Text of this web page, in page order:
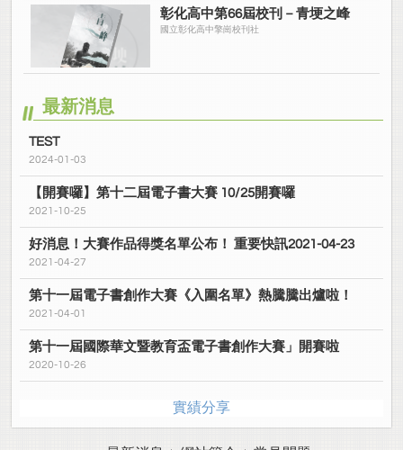
彰化高中第66屆校刊－青埂之峰
國立彰化高中擎崗校刊社
最新消息
TEST
2024-01-03
【開賽囉】第十二屆電子書大賽 10/25開賽囉
2021-10-25
好消息！大賽作品得獎名單公布！ 重要快訊2021-04-23
2021-04-27
第十一屆電子書創作大賽《入圍名單》熱騰騰出爐啦！
2021-04-01
第十一屆國際華文暨教育盃電子書創作大賽」開賽啦
2020-10-26
實績分享